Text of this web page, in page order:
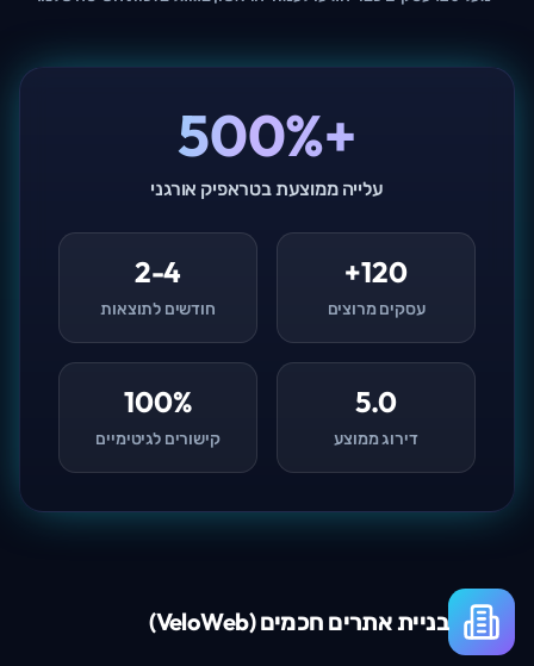
+500%
עלייה ממוצעת בטראפיק אורגני
120+
עסקים מרוצים
2-4
חודשים לתוצאות
5.0
דירוג ממוצע
100%
קישורים לגיטימיים
בניית אתרים חכמים (VeloWeb)